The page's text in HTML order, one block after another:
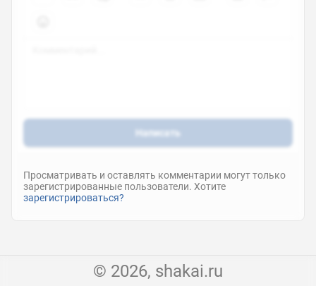
Написать
Просматривать и оставлять комментарии могут только
зарегистрированные пользователи. Хотите
зарегистрироваться?
© 2026, shakai.ru